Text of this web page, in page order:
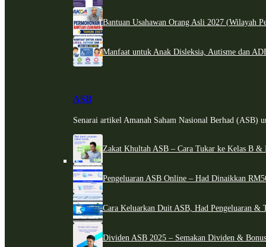
Bantuan Usahawan Orang Asli 2027 (Wilayah
Manfaat untuk Anak Disleksia, Autisme dan
ASB
Senarai artikel Amanah Saham Nasional Berhad (ASB)
Zakat Khultah ASB – Cara Tukar ke Kelas B &
Pengeluaran ASB Online – Had Dinaikkan
Cara Keluarkan Duit ASB, Had Pengeluaran &
Dividen ASB 2025 – Semakan Dividen &